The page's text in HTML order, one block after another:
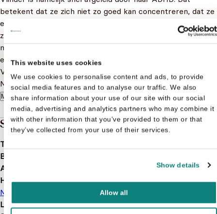
This website uses cookies
We use cookies to personalise content and ads, to provide
social media features and to analyse our traffic. We also
share information about your use of our site with our social
media, advertising and analytics partners who may combine it
with other information that you’ve provided to them or that
they’ve collected from your use of their services.
Show details
Allow all
betekent dat ze zich niet zo goed kan concentreren, dat ze
een beetje druk is – en soms verschrikkelijk druk – en dat
ze de wereld om haar heen niet altijd begrijpt. Dat geeft
niets. Want Vlinder is ook creatief, slim, vrolijk en spontaan
en daardoor gebeurt er altijd wel wat. Vlinder is uniek.
Vlinder is Vlinder.
Met treffende illustraties van Iris Boter.
Meer lezen
Specificaties
Taal
Bindwijze
Aantal pagina's
Hoofdauteur
Miriam Bruijstens
Leeftijd6 t/m 11 jaar